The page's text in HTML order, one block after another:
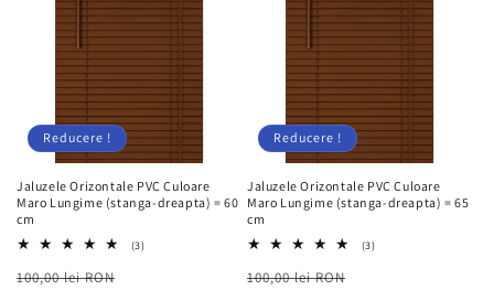
Reducere !
Jaluzele Orizontale PVC Culoare
Maro Lungime (stanga-dreapta) = 60
cm
(3)3
Preț
100,00 lei RON
Reducere !
Jaluzele Orizontale PVC Culoare
Maro Lungime (stanga-dreapta) = 65
cm
(3)3
Preț
100,00 lei RON